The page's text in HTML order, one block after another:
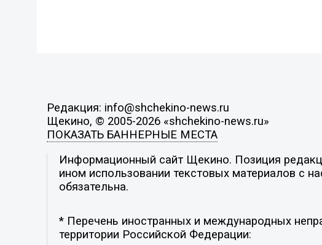
Редакция: info@shchekino-news.ru
Щекино, © 2005-2026 «shchekino-news.ru»
ПОКАЗАТЬ БАННЕРНЫЕ МЕСТА
Информационный сайт Щекино. Позиция
ином использовании текстовых материалов с
обязательна.
* Перечень иностранных и международных
территории Российской Федерации: